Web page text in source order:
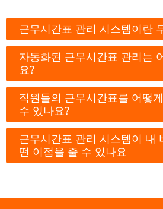
근무시간표 관리 시스템이란
자동화된 근무시간표 관리는
요?
직원들의 근무시간표를 어떻
수 있나요?
근무시간표 관리 시스템이 내
떤 이점을 줄 수 있나요